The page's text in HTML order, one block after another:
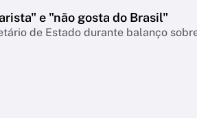
e "não gosta do Brasil"
de Estado durante balanço